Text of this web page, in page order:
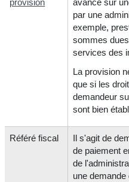
provision
avance sur
par une
exemple,
sommes
services des
La provision
que si les
demandeur
sont bien
Référé fiscal
Il s'agit de
de paiement
de
une